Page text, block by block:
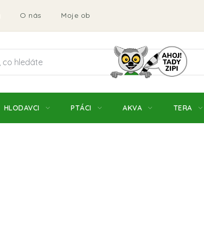
O nás Moje objednávka Obchodní
HLODAVCI PTÁCI AKVA TERA